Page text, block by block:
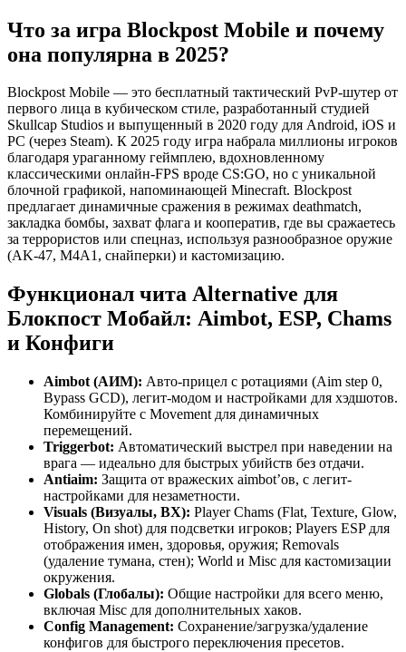
Что за игра Blockpost Mobile и почему
она популярна в 2025?
Blockpost Mobile — это бесплатный тактический PvP-шутер от
первого лица в кубическом стиле, разработанный студией
Skullcap Studios и выпущенный в 2020 году для Android, iOS и
PC (через Steam). К 2025 году игра набрала миллионы игроков
благодаря ураганному геймплею, вдохновленному
классическими онлайн-FPS вроде CS:GO, но с уникальной
блочной графикой, напоминающей Minecraft. Blockpost
предлагает динамичные сражения в режимах deathmatch,
закладка бомбы, захват флага и кооператив, где вы сражаетесь
за террористов или спецназ, используя разнообразное оружие
(AK-47, M4A1, снайперки) и кастомизацию.
Функционал чита Alternative для
Блокпост Мобайл: Aimbot, ESP, Chams
и Конфиги
Aimbot (АИМ): Авто-прицел с ротациями (Aim step 0,
Bypass GCD), легит-модом и настройками для хэдшотов.
Комбинируйте с Movement для динамичных
перемещений.
Triggerbot: Автоматический выстрел при наведении на
врага — идеально для быстрых убийств без отдачи.
Antiaim: Защита от вражеских aimbot’ов, с легит-
настройками для незаметности.
Visuals (Визуалы, ВХ): Player Chams (Flat, Texture, Glow,
History, On shot) для подсветки игроков; Players ESP для
отображения имен, здоровья, оружия; Removals
(удаление тумана, стен); World и Misc для кастомизации
окружения.
Globals (Глобалы): Общие настройки для всего меню,
включая Misc для дополнительных хаков.
Config Management: Сохранение/загрузка/удаление
конфигов для быстрого переключения пресетов.